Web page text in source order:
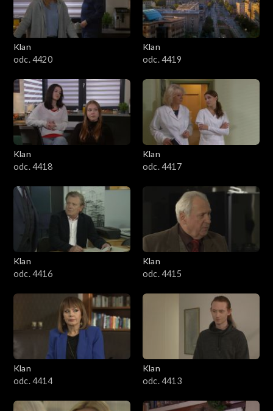
Klan
odc. 4420
Klan
odc. 4419
Klan
odc. 4418
Klan
odc. 4417
Klan
odc. 4416
Klan
odc. 4415
Klan
odc. 4414
Klan
odc. 4413